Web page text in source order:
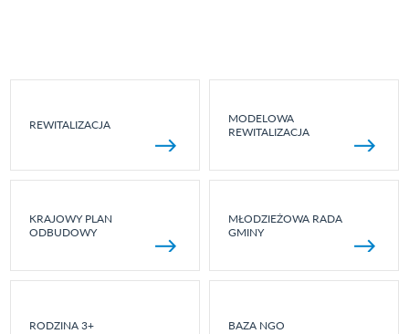
REWITALIZACJA
MODELOWA
REWITALIZACJA
KRAJOWY PLAN
ODBUDOWY
MŁODZIEŻOWA RADA
GMINY
RODZINA 3+ BAZA NGO